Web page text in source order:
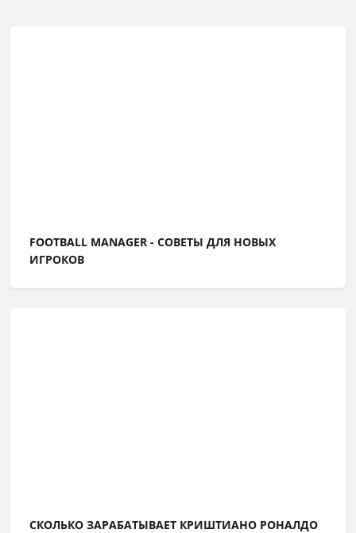
FOOTBALL MANAGER - СОВЕТЫ ДЛЯ НОВЫХ
ИГРОКОВ
СКОЛЬКО ЗАРАБАТЫВАЕТ КРИШТИАНО РОНАЛДО